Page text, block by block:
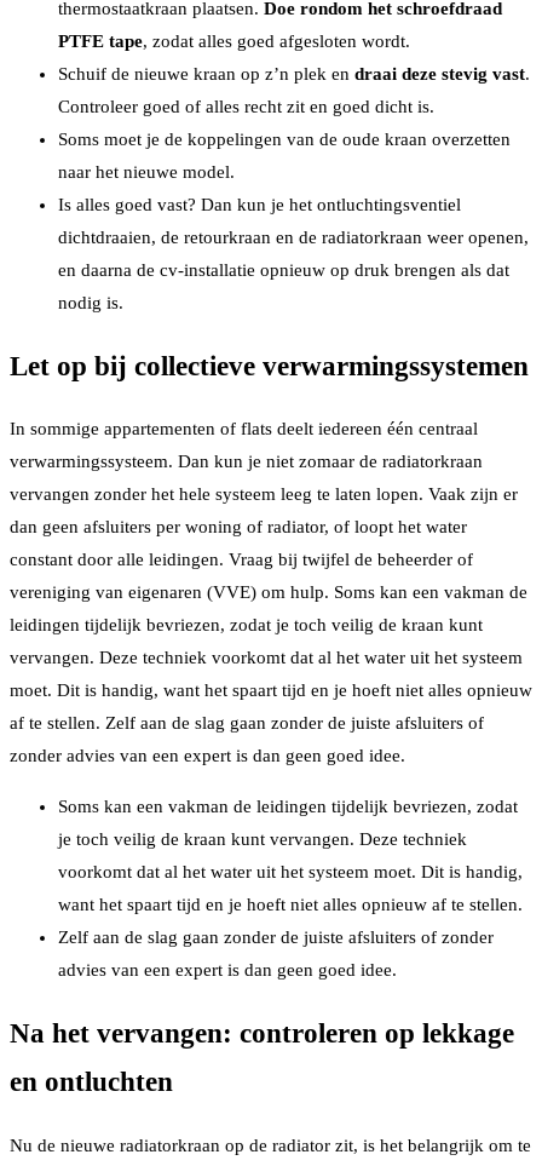
thermostaatkraan plaatsen. Doe rondom het schroefdraad
PTFE tape, zodat alles goed afgesloten wordt.
Schuif de nieuwe kraan op z’n plek en draai deze stevig vast.
Controleer goed of alles recht zit en goed dicht is.
Soms moet je de koppelingen van de oude kraan overzetten
naar het nieuwe model.
Is alles goed vast? Dan kun je het ontluchtingsventiel
dichtdraaien, de retourkraan en de radiatorkraan weer openen,
en daarna de cv-installatie opnieuw op druk brengen als dat
nodig is.
Let op bij collectieve verwarmingssystemen
In sommige appartementen of flats deelt iedereen één centraal
verwarmingssysteem. Dan kun je niet zomaar de radiatorkraan
vervangen zonder het hele systeem leeg te laten lopen. Vaak zijn er
dan geen afsluiters per woning of radiator, of loopt het water
constant door alle leidingen. Vraag bij twijfel de beheerder of
vereniging van eigenaren (VVE) om hulp. Soms kan een vakman de
leidingen tijdelijk bevriezen, zodat je toch veilig de kraan kunt
vervangen. Deze techniek voorkomt dat al het water uit het systeem
moet. Dit is handig, want het spaart tijd en je hoeft niet alles opnieuw
af te stellen. Zelf aan de slag gaan zonder de juiste afsluiters of
zonder advies van een expert is dan geen goed idee.
Soms kan een vakman de leidingen tijdelijk bevriezen, zodat
je toch veilig de kraan kunt vervangen. Deze techniek
voorkomt dat al het water uit het systeem moet. Dit is handig,
want het spaart tijd en je hoeft niet alles opnieuw af te stellen.
Zelf aan de slag gaan zonder de juiste afsluiters of zonder
advies van een expert is dan geen goed idee.
Na het vervangen: controleren op lekkage
en ontluchten
Nu de nieuwe radiatorkraan op de radiator zit, is het belangrijk om te